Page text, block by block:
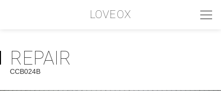
LOVEOX
PHILOSOPHY
フィロソフィー
REPAIR
CCB024B